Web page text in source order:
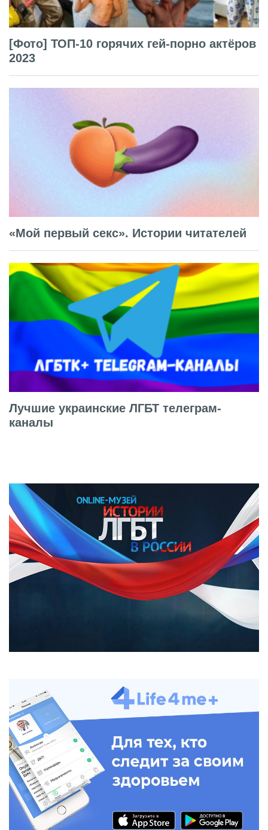
[Фото] ТОП-10 горячих гей-порно актёров
2023
«Мой первый секс». Истории читателей
Лучшие украинские ЛГБТ телеграм-
каналы